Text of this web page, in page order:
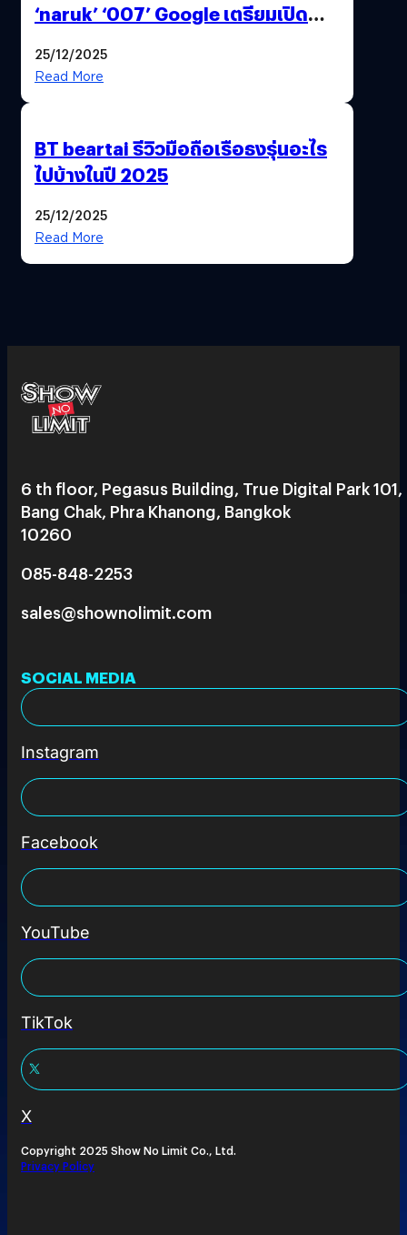
‘naruk’ ‘007’ Google เตรียมเปิด
25/12/2025
Read More
BT beartai รีวิวมือถือเรือธงรุ่นอะไร
ไปบ้างในปี 2025
25/12/2025
Read More
6 th floor, Pegasus Building, True Digital Park 101,
Bang Chak, Phra Khanong, Bangkok
10260
085-848-2253
sales@shownolimit.com
SOCIAL MEDIA
Instagram
Facebook
YouTube
TikTok
X
Copyright 2025 Show No Limit Co., Ltd.
Privacy Policy